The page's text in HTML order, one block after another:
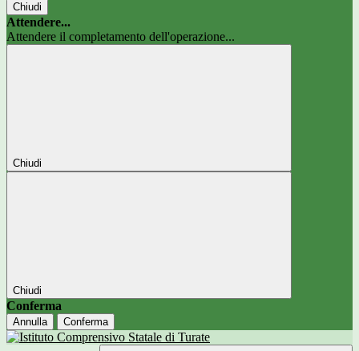
Chiudi
Attendere...
Attendere il completamento dell'operazione...
Chiudi
Chiudi
Conferma
Annulla Conferma